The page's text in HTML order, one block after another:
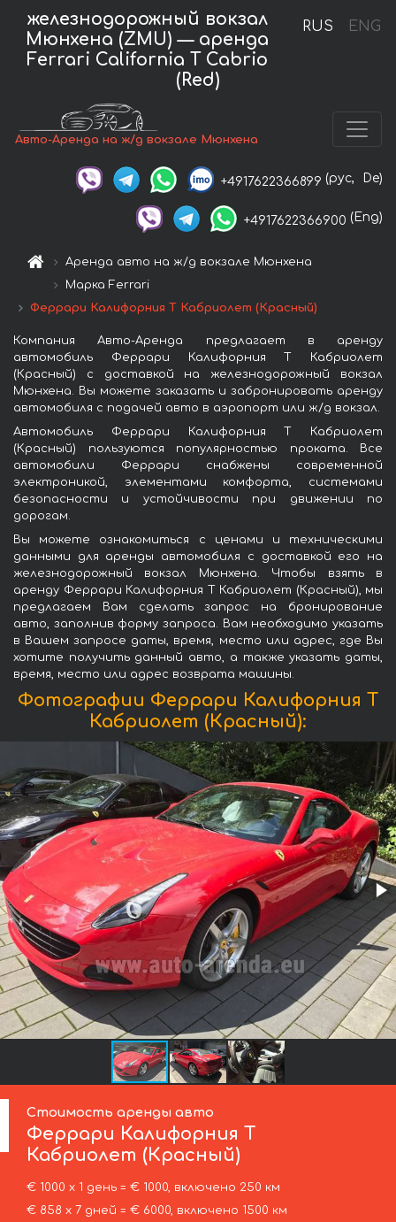
RUS ENG
железнодорожный вокзал
Мюнхена (ZMU) — аренда
Ferrari California T Cabrio
(Red)
Авто-Аренда на ж/д вокзале Мюнхена
+4917622366899 (рус, De)
+4917622366900 (Eng)
Аренда авто на ж/д вокзале Мюнхена
Марка Ferrari
Феррари Калифорния Т Кабриолет (Красный)
Компания Авто-Аренда предлагает в аренду
автомобиль Феррари Калифорния Т Кабриолет
(Красный) с доставкой на железнодорожный вокзал
Мюнхена. Вы можете заказать и забронировать аренду
автомобиля с подачей авто в аэропорт или ж/д вокзал.
Автомобиль Феррари Калифорния Т Кабриолет
(Красный) пользуются популярностью проката. Все
автомобили Феррари снабжены современной
электроникой, элементами комфорта, системами
безопасности и устойчивости при движении по
дорогам.
Вы можете ознакомиться с ценами и техническими
данными для аренды автомобиля с доставкой его на
железнодорожный вокзал Мюнхена. Чтобы взять в
аренду Феррари Калифорния Т Кабриолет (Красный), мы
предлагаем Вам сделать запрос на бронирование
авто, заполнив форму запроса. Вам необходимо указать
в Вашем запросе даты, время, место или адрес, где Вы
хотите получить данный авто, а также указать даты,
время, место или адрес возврата машины.
Фотографии Феррари Калифорния Т
Кабриолет (Красный):
Стоимость аренды авто
Феррари Калифорния Т
Кабриолет (Красный)
€ 1000 х 1 день = € 1000, включено 250 км
€ 858 х 7 дней = € 6000, включено 1500 км